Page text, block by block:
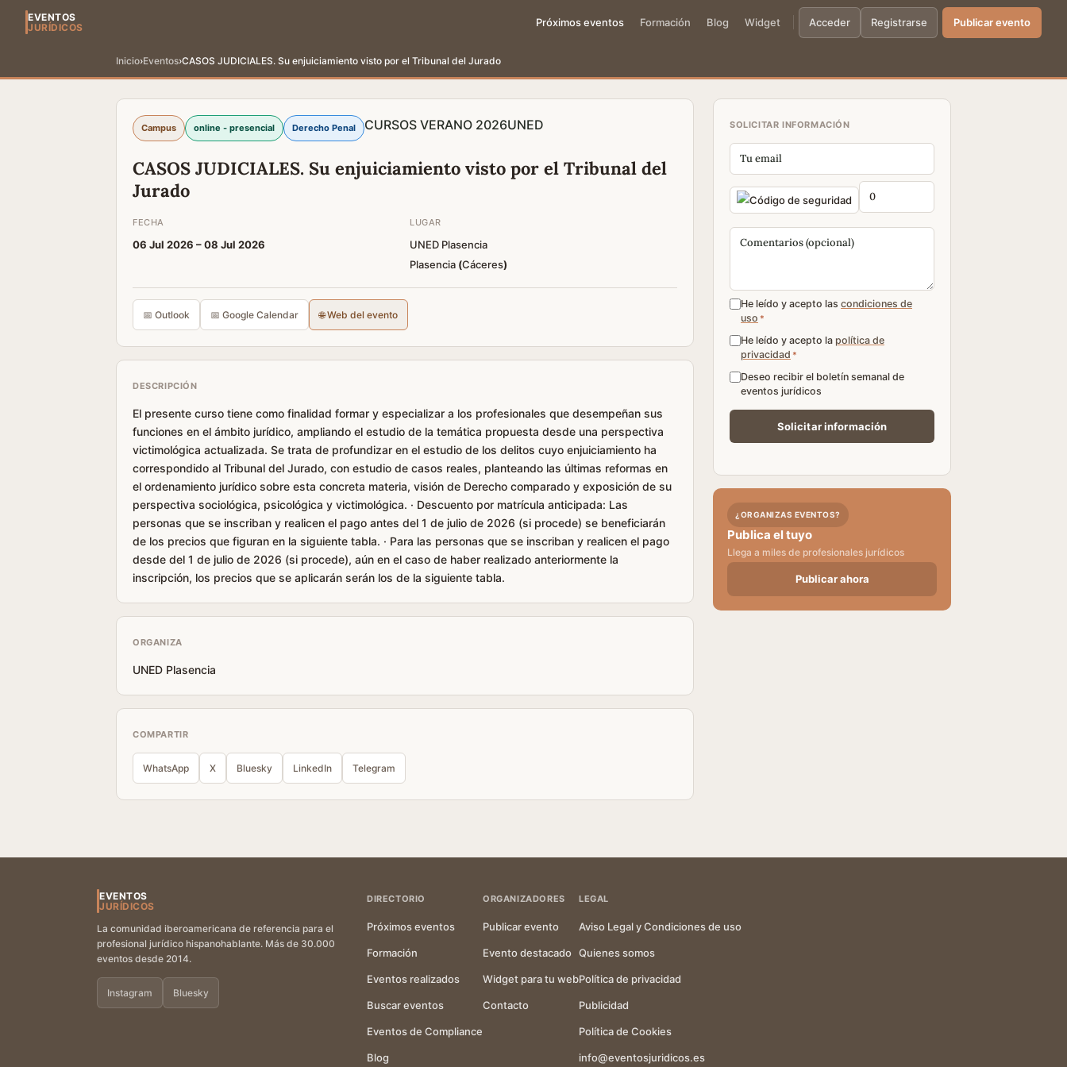
EVENTOS
JURÍDICOS
Próximos eventos Formación Blog Widget Acceder Registrarse Publicar evento
Inicio›Eventos›CASOS JUDICIALES. Su enjuiciamiento visto por el Tribunal del Jurado
Campus online - presencial Derecho Penal CURSOS VERANO 2026UNED
CASOS JUDICIALES. Su enjuiciamiento visto por el Tribunal del
Jurado
FECHA
06 Jul 2026 –08 Jul 2026
LUGAR
UNED Plasencia
Plasencia (Cáceres)
📅 Outlook 📅 Google Calendar 🌐 Web del evento
DESCRIPCIÓN
El presente curso tiene como finalidad formar y especializar a los profesionales que desempeñan sus
funciones en el ámbito jurídico, ampliando el estudio de la temática propuesta desde una perspectiva
victimológica actualizada. Se trata de profundizar en el estudio de los delitos cuyo enjuiciamiento ha
correspondido al Tribunal del Jurado, con estudio de casos reales, planteando las últimas reformas en
el ordenamiento jurídico sobre esta concreta materia, visión de Derecho comparado y exposición de su
perspectiva sociológica, psicológica y victimológica. · Descuento por matrícula anticipada: Las
personas que se inscriban y realicen el pago antes del 1 de julio de 2026 (si procede) se beneficiarán
de los precios que figuran en la siguiente tabla. · Para las personas que se inscriban y realicen el pago
desde del 1 de julio de 2026 (si procede), aún en el caso de haber realizado anteriormente la
inscripción, los precios que se aplicarán serán los de la siguiente tabla.
ORGANIZA
UNED Plasencia
COMPARTIR
WhatsApp X Bluesky LinkedIn Telegram
SOLICITAR INFORMACIÓN
He leído y acepto las condiciones de
uso *
He leído y acepto la política de
privacidad *
Deseo recibir el boletín semanal de
eventos jurídicos
¿ORGANIZAS EVENTOS?
Publica el tuyo
Llega a miles de profesionales jurídicos
Publicar ahora
EVENTOS
JURÍDICOS
La comunidad iberoamericana de referencia para el
profesional jurídico hispanohablante. Más de 30.000
eventos desde 2014.
Instagram Bluesky
DIRECTORIO
Próximos eventos
Formación
Eventos realizados
Buscar eventos
Eventos de Compliance
Blog
ORGANIZADORES
Publicar evento
Evento destacado
Widget para tu web
Contacto
LEGAL
Aviso Legal y Condiciones de uso
Quienes somos
Política de privacidad
Publicidad
Política de Cookies
info@eventosjuridicos.es